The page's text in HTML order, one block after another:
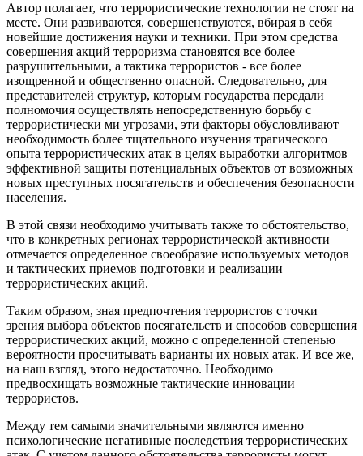
Автор полагает, что террористические технологии не стоят на
месте. Они развиваются, совершенствуются, вбирая в себя
новейшие достижения науки и техники. При этом средства
совершения акций терроризма становятся все более
разрушительными, а тактика террористов - все более
изощренной и общественно опасной. Следовательно, для
представителей структур, которым государства передали
полномочия осуществлять непосредственную борьбу с
террористически ми угрозами, эти факторы обусловливают
необходимость более тщательного изучения трагического
опыта террористических атак в целях выработки алгоритмов
эффективной защиты потенциальных объектов от возможных
новых преступных посягательств и обеспечения безопасности
населения.
В этой связи необходимо учитывать также то обстоятельство,
что в конкретных регионах террористической активности
отмечается определенное своеобразие используемых методов
и тактических приемов подготовки и реализации
террористических акций.
Таким образом, зная предпочтения террористов с точки
зрения выбора объектов посягательств и способов совершения
террористических акций, можно с определенной степенью
вероятности просчитывать варианты их новых атак. И все же,
на наш взгляд, этого недостаточно. Необходимо
предвосхищать возможные тактические инновации
террористов.
Между тем самыми значительными являются именно
психологические негативные последствия террористических